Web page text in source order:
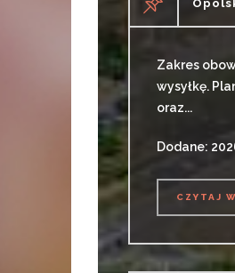
Zakres
wysyłkę.
oraz...
Dodane:
CZYTAJ